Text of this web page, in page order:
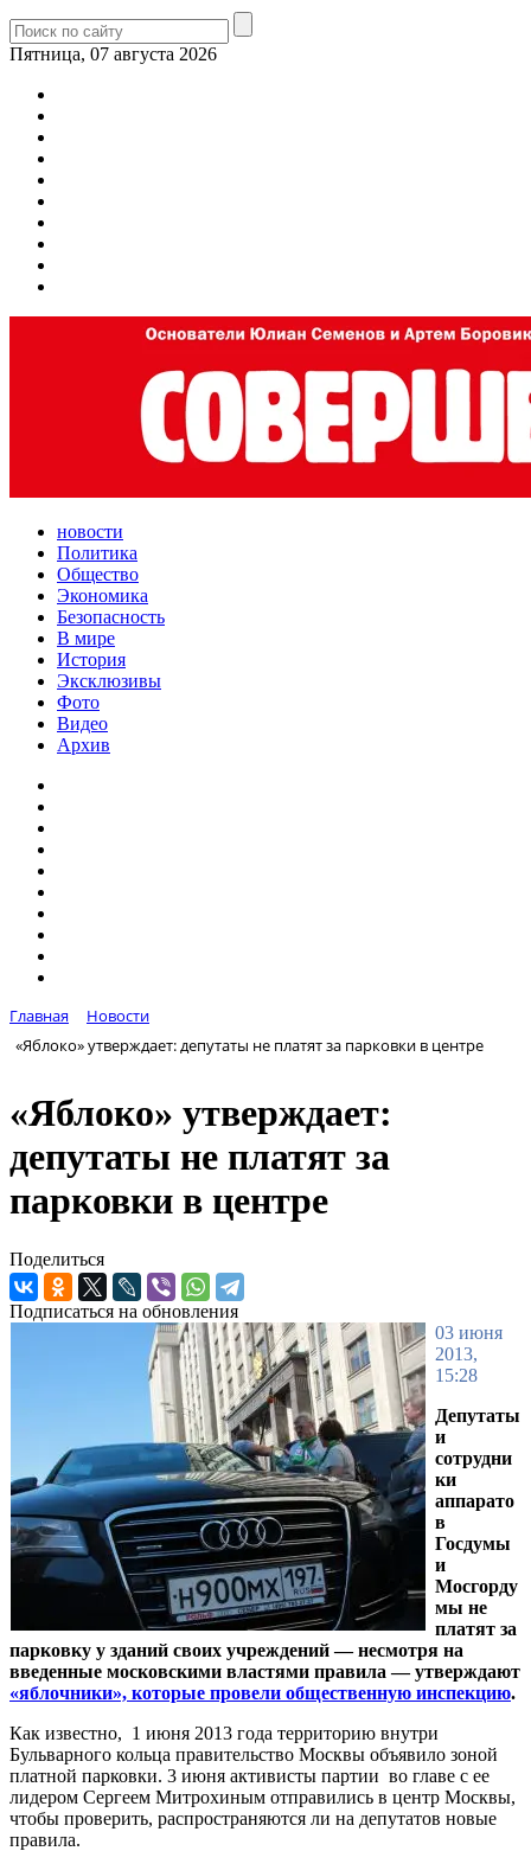
Пятница, 07 августа 2026
новости
Политика
Общество
Экономика
Безопасность
В мире
История
Эксклюзивы
Фото
Видео
Архив
Главная
Новости
«Яблоко» утверждает: депутаты не платят за парковки в центре
«Яблоко» утверждает:
депутаты не платят за
парковки в центре
Поделиться
Подписаться на обновления
03 июня
2013,
15:28
Депутаты
и
сотрудни
ки
аппарато
в
Госдумы
и
Мосгорду
мы не
платят за
парковку у зданий своих учреждений — несмотря на
введенные московскими властями правила — утверждают
«яблочники», которые провели общественную инспекцию.
Как известно, 1 июня 2013 года территорию внутри
Бульварного кольца правительство Москвы объявило зоной
платной парковки. 3 июня активисты партии во главе с ее
лидером Сергеем Митрохиным отправились в центр Москвы,
чтобы проверить, распространяются ли на депутатов новые
правила.